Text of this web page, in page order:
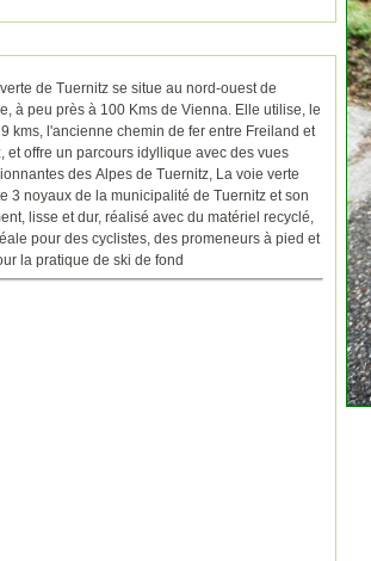
de Tuernitz se situe au nord-ouest de
à peu près à 100 Kms de Vienna. Elle utilise, le
9 kms, l'ancienne chemin de fer entre Freiland et
et offre un parcours idyllique avec des vues
des Alpes de Tuernitz, La voie verte
3 noyaux de la municipalité de Tuernitz et son
lisse et dur, réalisé avec du matériel recyclé,
pour des cyclistes, des promeneurs à pied et
la pratique de ski de fond